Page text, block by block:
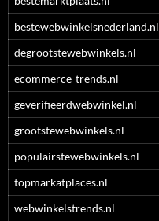
bestewebwinkelsnederland.nl
degrootstewebwinkels.nl
ecommerce-trends.nl
geverifieerdwebwinkel.nl
grootstewebwinkels.nl
populairstewebwinkels.nl
topmarkatplaces.nl
webwinkelstrends.nl